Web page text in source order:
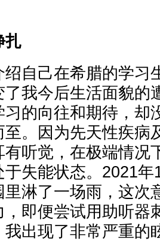
扎
自己在希腊的学习
了我今后生活面貌的
习的向往和期待，却
。因为先天性疾病
听觉，在极端情况
于失能状态。2021
里淋了一场雨，这次
即便尝试用助听器
出现了非常严重的